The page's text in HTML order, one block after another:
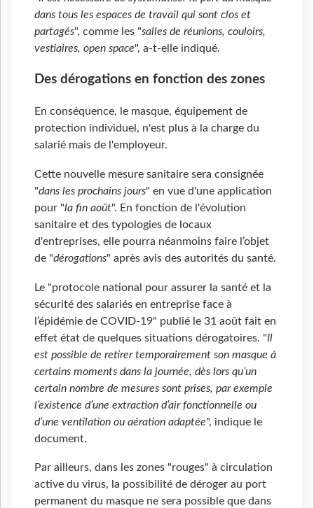
dans tous les espaces de travail qui sont clos et
partagés", comme les "salles de réunions, couloirs,
vestiaires, open space", a-t-elle indiqué.
Des dérogations en fonction des zones
En conséquence, le masque, équipement de
protection individuel, n'est plus à la charge du
salarié mais de l'employeur.
Cette nouvelle mesure sanitaire sera consignée
"dans les prochains jours" en vue d'une application
pour "la fin août". En fonction de l'évolution
sanitaire et des typologies de locaux
d'entreprises, elle pourra néanmoins faire l’objet
de "dérogations" après avis des autorités du santé.
Le "protocole national pour assurer la santé et la
sécurité des salariés en entreprise face à
l’épidémie de COVID-19" publié le 31 août fait en
effet état de quelques situations dérogatoires. "Il
est possible de retirer temporairement son masque à
certains moments dans la journée, dès lors qu’un
certain nombre de mesures sont prises, par exemple
l’existence d’une extraction d’air fonctionnelle ou
d’une ventilation ou aération adaptée", indique le
document.
Par ailleurs, dans les zones "rouges" à circulation
active du virus, la possibilité de déroger au port
permanent du masque ne sera possible que dans